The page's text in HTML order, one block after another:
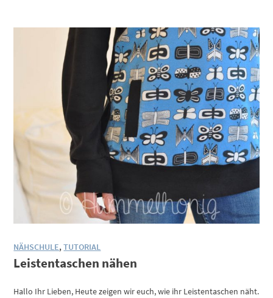
NÄHSCHULE,TUTORIAL
Leistentaschen nähen
Hallo Ihr Lieben, Heute zeigen wir euch, wie ihr Leistentaschen näht.